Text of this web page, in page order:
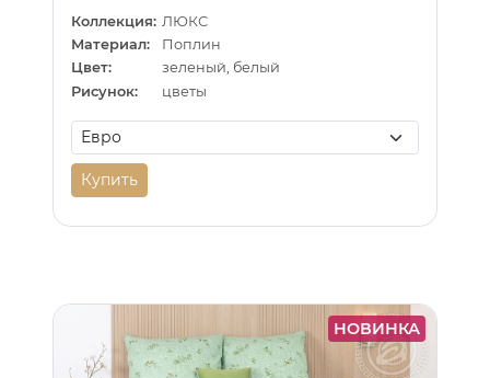
Коллекция: ЛЮКС
Материал:
Поплин
Цвет:
зеленый, белый
Рисунок:
цветы
Купить
НОВИНКА